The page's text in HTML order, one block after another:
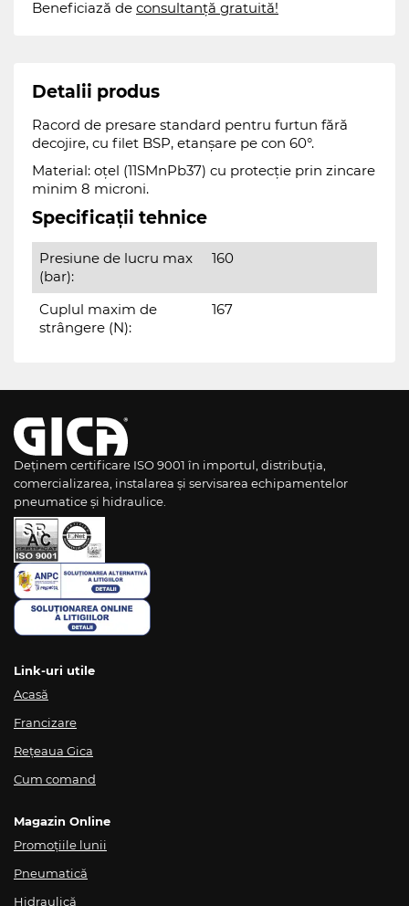
Beneficiază de consultanță gratuită!
Detalii produs
Racord de presare standard pentru furtun fără
decojire, cu filet BSP, etanșare pe con 60°.
Material: oțel (11SMnPb37) cu protecție prin zincare
minim 8 microni.
Specificații tehnice
Presiune de lucru max
(bar):
160
Cuplul maxim de
strângere (N):
167
Deținem certificare ISO 9001 în importul, distribuția,
comercializarea, instalarea și servisarea echipamentelor
pneumatice și hidraulice.
Link-uri utile
Acasă
Francizare
Rețeaua Gica
Cum comand
Magazin Online
Promoțiile lunii
Pneumatică
Hidraulică